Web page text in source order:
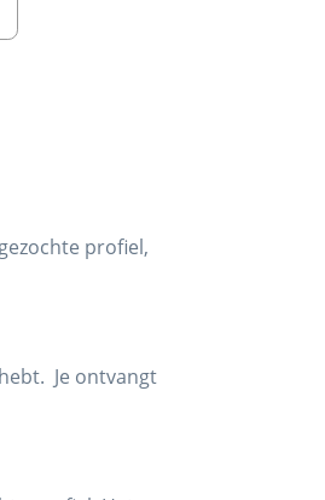
profiel,
Je ontvangt